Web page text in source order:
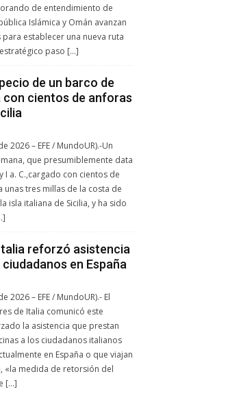
de entendimiento de
Islámica y Omán avanzan
establecer una nueva ruta
paso […]
de un barco de
con cientos de anforas
2026 – EFE / MundoUR).-Un
que presumiblemente data
I a. C.,cargado con cientos de
unas tres millas de la costa de
isla italiana de Sicilia, y ha sido
reforzó asistencia
en España
2026 – EFE / MundoUR).- El
de Italia comunicó este
la asistencia que prestan
a los ciudadanos italianos
en España o que viajan
«la medida de retorsión del
[…]